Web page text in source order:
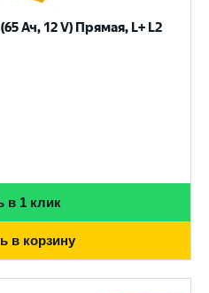
Ач, 12 V) Прямая, L+ L2
в 1 клик
в корзину